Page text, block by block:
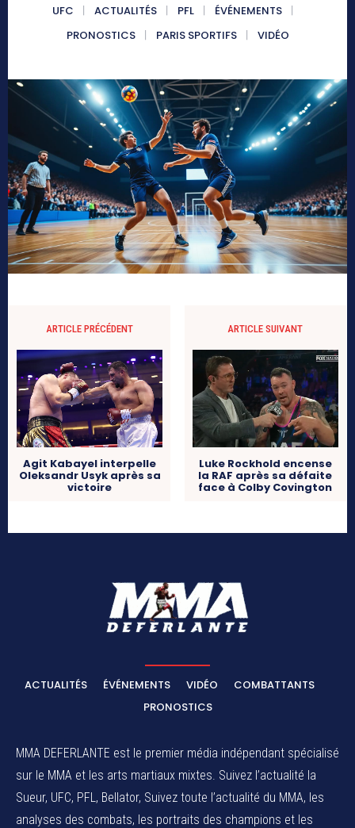
UFC ACTUALITÉS PFL
ÉVÉNEMENTS
PRONOSTICS
PARIS SPORTIFS VIDÉO
ARTICLE PRÉCÉDENT
Agit Kabayel interpelle
Oleksandr Usyk après sa
victoire
ARTICLE SUIVANT
Luke Rockhold encense
la RAF après sa défaite
face à Colby Covington
ACTUALITÉS ÉVÉNEMENTS VIDÉO
COMBATTANTS
PRONOSTICS
MMA DEFERLANTE est le premier média indépendant spécialisé
sur le MMA et les arts martiaux mixtes. Suivez l’actualité la
Sueur, UFC, PFL, Bellator, Suivez toute l’actualité du MMA, les
analyses des combats, les portraits des champions et les